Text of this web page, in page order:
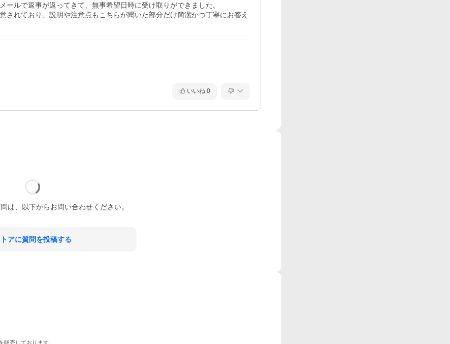
ルで返事が返ってきて、無事希望日時に受け取りができました。
されており、説明や注意点もこちらが聞いた部分だけ簡潔かつ丁寧にお答え
いいね 0
は、以下からお問い合わせください。
トアに質問を投稿する
売しております。